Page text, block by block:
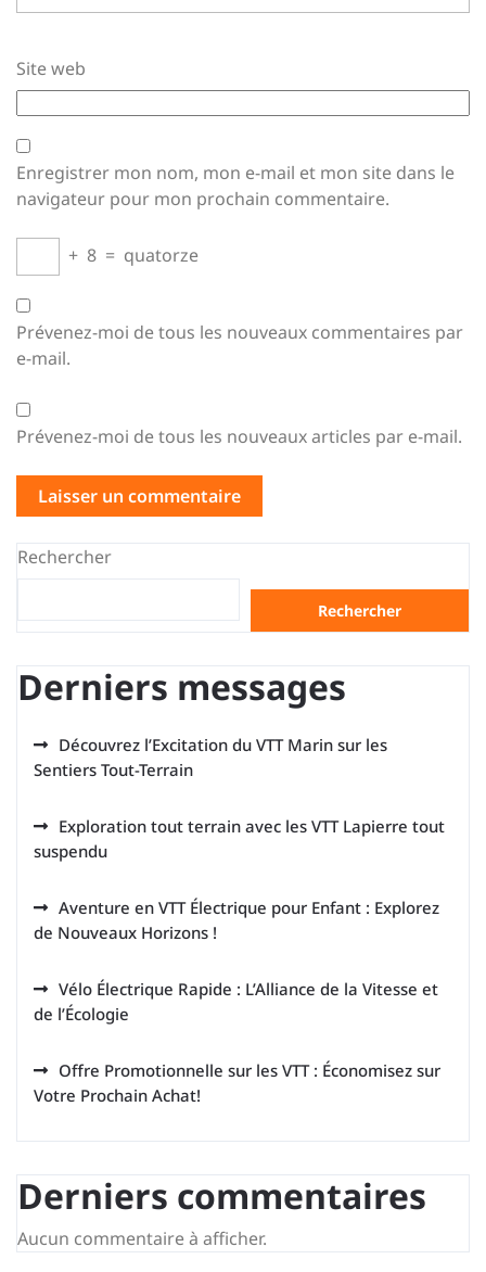
Site web
Enregistrer mon nom, mon e-mail et mon site dans le
navigateur pour mon prochain commentaire.
+ 8 = quatorze
Prévenez-moi de tous les nouveaux commentaires par
e-mail.
Prévenez-moi de tous les nouveaux articles par e-mail.
Rechercher
Rechercher
Derniers messages
Découvrez l’Excitation du VTT Marin sur les
Sentiers Tout-Terrain
Exploration tout terrain avec les VTT Lapierre tout
suspendu
Aventure en VTT Électrique pour Enfant : Explorez
de Nouveaux Horizons !
Vélo Électrique Rapide : L’Alliance de la Vitesse et
de l’Écologie
Offre Promotionnelle sur les VTT : Économisez sur
Votre Prochain Achat!
Derniers commentaires
Aucun commentaire à afficher.